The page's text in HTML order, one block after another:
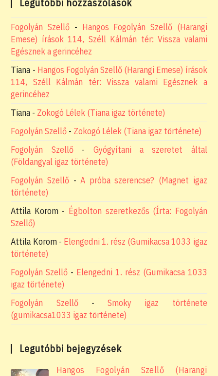
Fogolyán Szellő - Hangos Fogolyán Szellő (Harangi
Emese) írások 114, Széll Kálmán tér: Vissza valami
Egésznek a gerincéhez
Tiana - Hangos Fogolyán Szellő (Harangi Emese) írások
114, Széll Kálmán tér: Vissza valami Egésznek a
gerincéhez
Tiana - Zokogó Lélek (Tiana igaz története)
Fogolyán Szellő - Zokogó Lélek (Tiana igaz története)
Fogolyán Szellő- Gyógyítani a szeretet által
(Földangyal igaz története)
Fogolyán Szellő -A próba szerencse? (Magnet igaz
története)
Attila Korom- Égbolton szeretkezős (Írta: Fogolyán
Szellő)
Attila Korom- Elengedni 1. rész (Gumikacsa 1033 igaz
története)
Fogolyán Szellő - Elengedni 1. rész (Gumikacsa 1033
igaz története)
Fogolyán Szellő-Smoky igaz története
(gumikacsa1033 igaz története)
Legutóbbi bejegyzések
Hangos Fogolyán Szellő (Harangi